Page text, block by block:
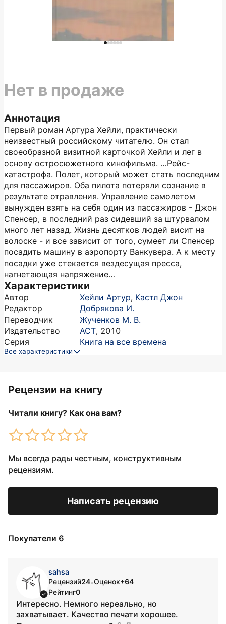
Аннотация
Первый роман Артура Хейли, практически
неизвестный российскому читателю. Он стал
своеобразной визитной карточкой Хейли и лег в
основу остросюжетного кинофильма. …Рейс-
катастрофа. Полет, который может стать последним
для пассажиров. Оба пилота потеряли сознание в
результате отравления. Управление самолетом
вынужден взять на себя один из пассажиров - Джон
Спенсер, в последний раз сидевший за штурвалом
много лет назад. Жизнь десятков людей висит на
волоске - и все зависит от того, сумеет ли Спенсер
посадить машину в аэропорту Ванкувера. А к месту
посадки уже стекается вездесущая пресса,
нагнетающая напряжение…
Характеристики
Автор Хейли Артур, Кастл Джон
Редактор
Добрякова И.
Переводчик
Жученков М. В.
Издательство
АСТ, 2010
Серия
Книга на все времена
Все характеристики
Нет в продаже
Рецензии на книгу
Читали книгу? Как она вам?
Мы всегда рады честным, конструктивным
рецензиям.
Написать рецензию
Покупатели 6
sahsa
Рецензий24•Оценок+64
Рейтинг0
Интересно. Немного нереально, но
захватывает. Качество печати хорошее.